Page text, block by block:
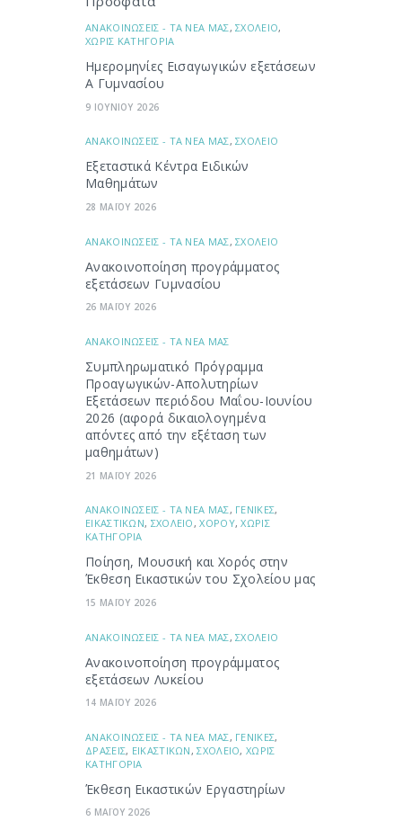
ΑΝΑΚΟΙΝΩΣΕΙΣ - ΤΑ ΝΕΑ ΜΑΣ,ΣΧΟΛΕΙΟ,
ΧΩΡΙΣ ΚΑΤΗΓΟΡΙΑ
Ημερομηνίες Εισαγωγικών εξετάσεων
Α Γυμνασίου
9 ΙΟΥΝΙΟΥ 2026
ΑΝΑΚΟΙΝΩΣΕΙΣ - ΤΑ ΝΕΑ ΜΑΣ,ΣΧΟΛΕΙΟ
Εξεταστικά Κέντρα Ειδικών
Μαθημάτων
28 ΜΑΪΟΥ 2026
ΑΝΑΚΟΙΝΩΣΕΙΣ - ΤΑ ΝΕΑ ΜΑΣ,ΣΧΟΛΕΙΟ
Ανακοινοποίηση προγράμματος
εξετάσεων Γυμνασίου
26 ΜΑΪΟΥ 2026
ΑΝΑΚΟΙΝΩΣΕΙΣ - ΤΑ ΝΕΑ ΜΑΣ
Συμπληρωματικό Πρόγραμμα
Προαγωγικών-Απολυτηρίων
Εξετάσεων περιόδου Μαΐου-Ιουνίου
2026 (αφορά δικαιολογημένα
απόντες από την εξέταση των
μαθημάτων)
21 ΜΑΪΟΥ 2026
ΑΝΑΚΟΙΝΩΣΕΙΣ - ΤΑ ΝΕΑ ΜΑΣ, ΓΕΝΙΚΕΣ,
ΕΙΚΑΣΤΙΚΩΝ, ΣΧΟΛΕΙΟ,ΧΟΡΟΥ,ΧΩΡΙΣ
ΚΑΤΗΓΟΡΙΑ
Ποίηση, Μουσική και Χορός στην
Έκθεση Εικαστικών του Σχολείου μας
15 ΜΑΪΟΥ 2026
ΑΝΑΚΟΙΝΩΣΕΙΣ - ΤΑ ΝΕΑ ΜΑΣ,ΣΧΟΛΕΙΟ
Ανακοινοποίηση προγράμματος
εξετάσεων Λυκείου
14 ΜΑΪΟΥ 2026
ΑΝΑΚΟΙΝΩΣΕΙΣ - ΤΑ ΝΕΑ ΜΑΣ, ΓΕΝΙΚΕΣ,
ΔΡΑΣΕΙΣ, ΕΙΚΑΣΤΙΚΩΝ ,ΣΧΟΛΕΙΟ,ΧΩΡΙΣ
ΚΑΤΗΓΟΡΙΑ
Έκθεση Εικαστικών Εργαστηρίων
6 ΜΑΪΟΥ 2026